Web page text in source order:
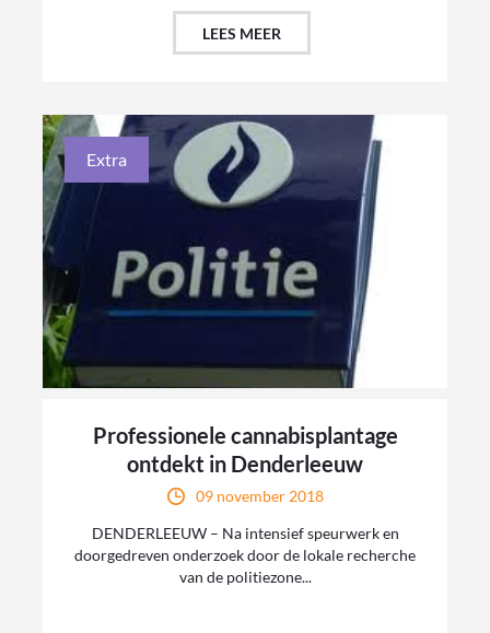
LEES MEER
Extra
Professionele cannabisplantage
ontdekt in Denderleeuw
09 november 2018
DENDERLEEUW – Na intensief speurwerk en
doorgedreven onderzoek door de lokale recherche
van de politiezone...